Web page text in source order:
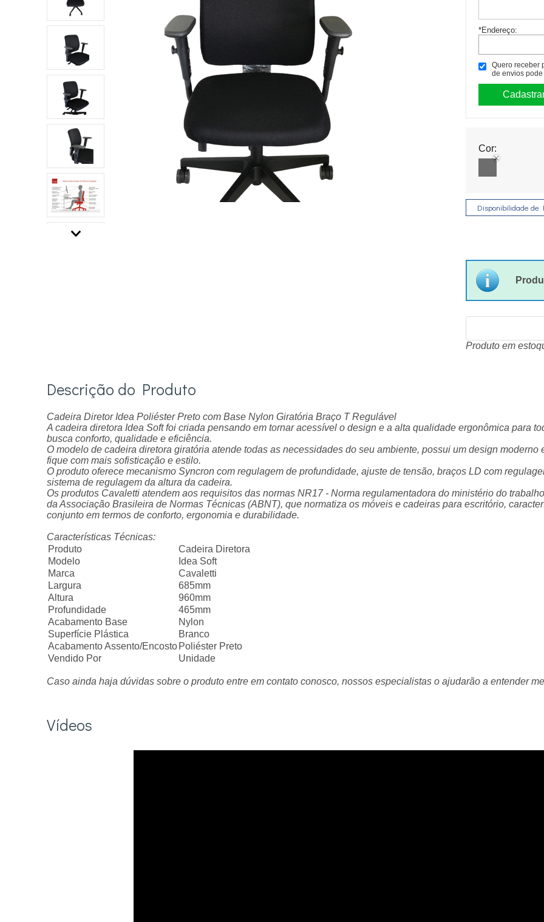
*Endereço:
Quero receber
de envios
Cor:
Disponibilidade de
Produto em
Descrição do Produto
Cadeira Diretor Idea Poliéster Preto com Base Nylon Giratória Braço T Regulável
A cadeira diretora Idea Soft foi criada pensando em tornar acessível o design e a alta qualidade ergonômica para
busca conforto, qualidade e eficiência.
O modelo de cadeira diretora giratória atende todas as necessidades do seu ambiente, possui um design
fique com mais sofisticação e estilo.
O produto oferece mecanismo Syncron com regulagem de profundidade, ajuste de tensão, braços LD com
sistema de regulagem da altura da cadeira.
Os produtos Cavaletti atendem aos requisitos das normas NR17 - Norma regulamentadora do ministério do
da Associação Brasileira de Normas Técnicas (ABNT), que normatiza os móveis e cadeiras para escritório,
conjunto em termos de conforto, ergonomia e durabilidade.
Características Técnicas:
Produto
Cadeira Diretora
Modelo
Idea Soft
Marca
Cavaletti
Largura
685mm
Altura
960mm
Profundidade
465mm
Acabamento Base
Nylon
Superfície Plástica
Branco
Acabamento Assento/Encosto Poliéster Preto
Vendido Por
Unidade
Caso ainda haja dúvidas sobre o produto entre em contato conosco, nossos especialistas o ajudarão a entender
Vídeos